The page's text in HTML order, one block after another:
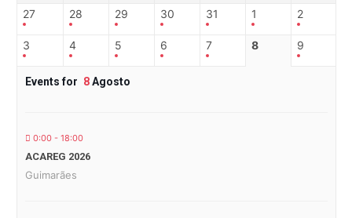
27 28 29 30 31 1 2
3 4 5 6 7 8 9
Events for 8Agosto
0:00 - 18:00
ACAREG 2026
Guimarães